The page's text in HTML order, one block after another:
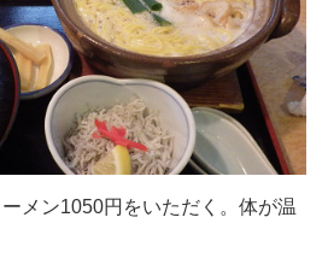
メン1050円をいただく。体が温